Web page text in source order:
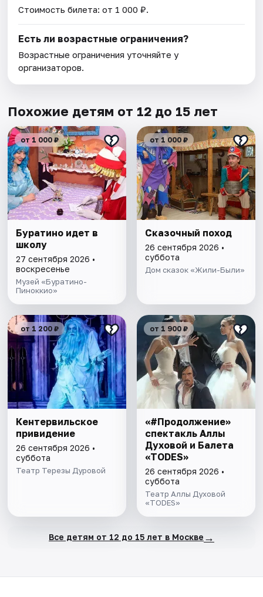
Стоимость билета: от 1 000 ₽.
Есть ли возрастные ограничения?
Возрастные ограничения уточняйте у
организаторов.
Похожие детям от 12 до 15 лет
от 1 000 ₽
Буратино идет в
школу
27 сентября 2026 •
воскресенье
Музей «Буратино-
Пиноккио»
от 1 000 ₽
Сказочный поход
26 сентября 2026 •
суббота
Дом сказок «Жили-Были»
от 1 200 ₽
Кентервильское
привидение
26 сентября 2026 •
суббота
Театр Терезы Дуровой
от 1 900 ₽
«#Продолжение»
спектакль Аллы
Духовой и Балета
«TODES»
26 сентября 2026 •
суббота
Театр Аллы Духовой
«TODES»
Все детям от 12 до 15 лет в Москве →